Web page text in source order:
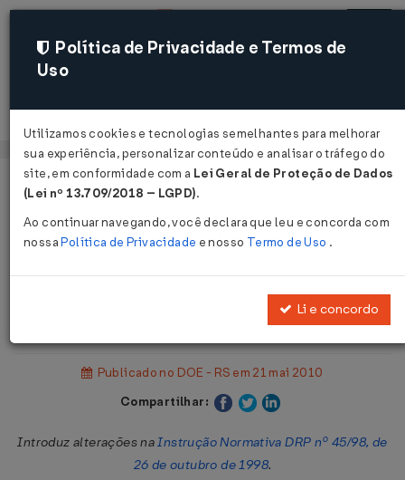
Acessar
Página Inicial
Legislações
Instrução Normativa DRP nº 32 de
Publicado no DOE - RS em 21 mai 2010
Compartilhar:
Introduz alterações naInstrução Normativa DRP nº 45/98, de
26 de outubro de 1998.
Política de Privacidade e Termos de
Uso
Utilizamos cookies e tecnologias semelhantes para melhorar
sua experiência, personalizar conteúdo e analisar o tráfego do
site, em conformidade com a Lei Geral de Proteção de Dados
(Lei nº 13.709/2018 – LGPD).
Ao continuar navegando, você declara que leu e concorda com
nossaPolítica de Privacidade e nosso Termo de Uso .
Li e concordo